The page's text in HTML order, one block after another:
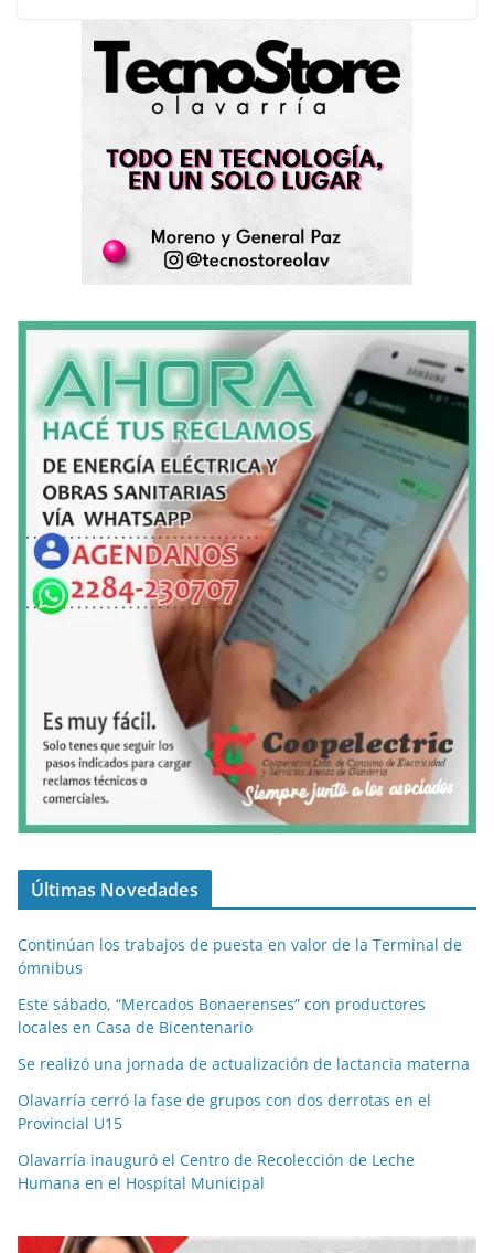
Últimas Novedades
Continúan los trabajos de puesta en valor de la Terminal de
ómnibus
Este sábado, “Mercados Bonaerenses” con productores
locales en Casa de Bicentenario
Se realizó una jornada de actualización de lactancia materna
Olavarría cerró la fase de grupos con dos derrotas en el
Provincial U15
Olavarría inauguró el Centro de Recolección de Leche
Humana en el Hospital Municipal